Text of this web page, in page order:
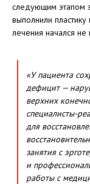
следующим этапом
выполнили
лечения начался
«У пациента
дефицит —
верхних
специалисты-
для
занятия с
и
работы с